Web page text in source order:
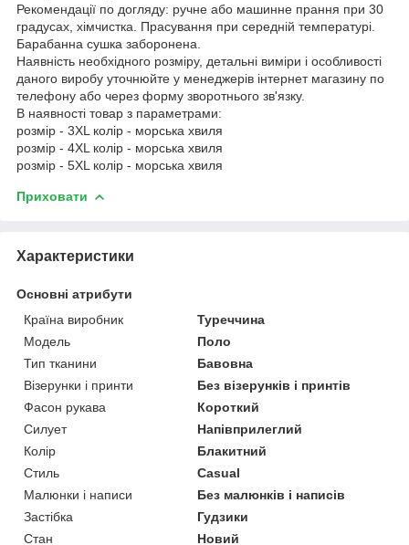
Рекомендації по догляду: ручне або машинне прання при 30
градусах, хімчистка. Прасування при середній температурі.
Барабанна сушка заборонена.
Наявність необхідного розміру, детальні виміри і особливості
даного виробу уточнюйте у менеджерів інтернет магазину по
телефону або через форму зворотнього зв'язку.
В наявності товар з параметрами:
розмір - 3XL колір - морська хвиля
розмір - 4XL колір - морська хвиля
розмір - 5XL колір - морська хвиля
Приховати
Характеристики
Основні атрибути
Країна виробник
Туреччина
Модель
Поло
Тип тканини
Бавовна
Візерунки і принти
Без візерунків і принтів
Фасон рукава
Короткий
Силует
Напівприлеглий
Колір
Блакитний
Стиль
Casual
Малюнки і написи
Без малюнків і написів
Застібка
Гудзики
Стан
Новий